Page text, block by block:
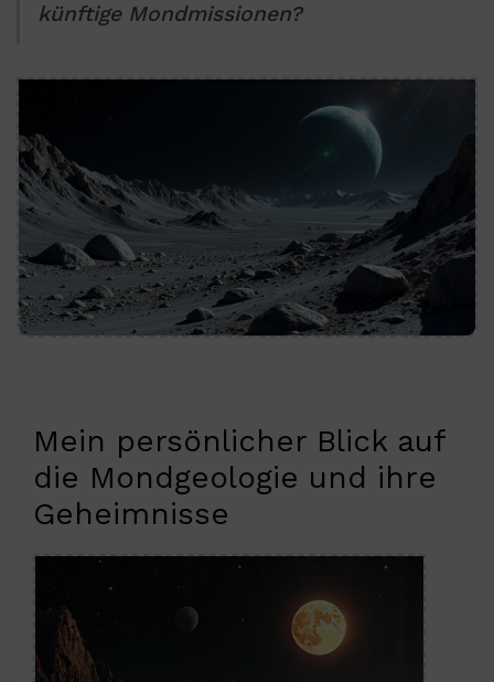
künftige Mondmissionen?
Mein persönlicher Blick auf
die Mondgeologie und ihre
Geheimnisse